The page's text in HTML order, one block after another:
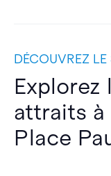
DÉCOUVREZ LE
Explorez
attraits
Place